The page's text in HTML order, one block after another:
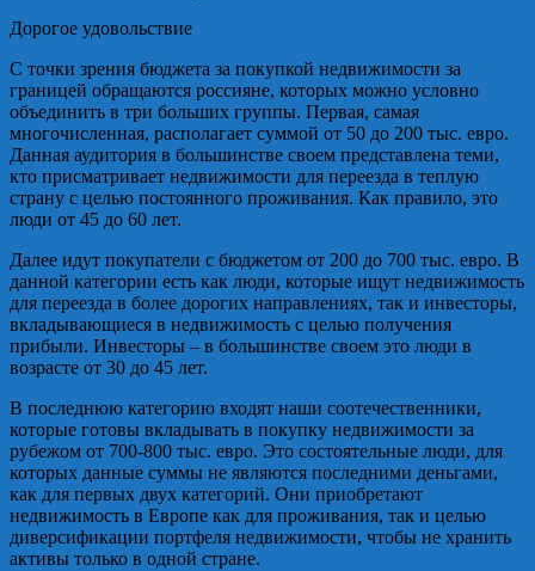
Дорогое удовольствие
С точки зрения бюджета за покупкой недвижимости за
границей обращаются россияне, которых можно условно
объединить в три больших группы. Первая, самая
многочисленная, располагает суммой от 50 до 200 тыс. евро.
Данная аудитория в большинстве своем представлена теми,
кто присматривает недвижимости для переезда в теплую
страну с целью постоянного проживания. Как правило, это
люди от 45 до 60 лет.
Далее идут покупатели с бюджетом от 200 до 700 тыс. евро. В
данной категории есть как люди, которые ищут недвижимость
для переезда в более дорогих направлениях, так и инвесторы,
вкладывающиеся в недвижимость с целью получения
прибыли. Инвесторы – в большинстве своем это люди в
возрасте от 30 до 45 лет.
В последнюю категорию входят наши соотечественники,
которые готовы вкладывать в покупку недвижимости за
рубежом от 700-800 тыс. евро. Это состоятельные люди, для
которых данные суммы не являются последними деньгами,
как для первых двух категорий. Они приобретают
недвижимость в Европе как для проживания, так и целью
диверсификации портфеля недвижимости, чтобы не хранить
активы только в одной стране.